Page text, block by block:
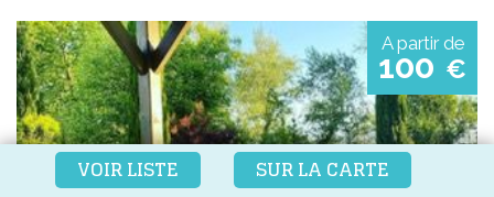
A partir de
100 €
VOIR LISTE SUR LA CARTE